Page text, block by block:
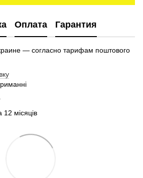
Оплата Гарантия
— согласно тарифам поштового
12 місяців